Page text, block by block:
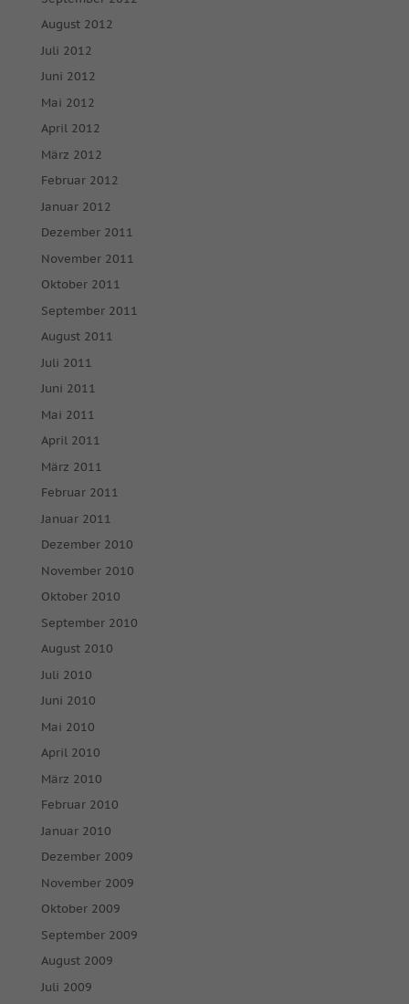
August 2012
Juli 2012
Juni 2012
Mai 2012
April 2012
März 2012
Februar 2012
Januar 2012
Dezember 2011
November 2011
Oktober 2011
September 2011
August 2011
Juli 2011
Juni 2011
Mai 2011
April 2011
März 2011
Februar 2011
Januar 2011
Dezember 2010
November 2010
Oktober 2010
September 2010
August 2010
Juli 2010
Juni 2010
Mai 2010
April 2010
März 2010
Februar 2010
Januar 2010
Dezember 2009
November 2009
Oktober 2009
September 2009
August 2009
Juli 2009
Inhalte von Videoplattformen und Social-Media-Plattformen
werden standardmäßig blockiert. Wenn Cookies von externen
keiner manuellen Einwilligung mehr.
powered by Borlabs Cookie